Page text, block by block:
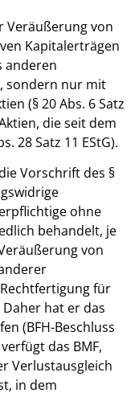
Veräußerung von
Kapitalerträgen
anderen
sondern nur mit
(§ 20 Abs. 6 Satz
die seit dem
28 Satz 11 EStG).
Vorschrift des §
ohne
behandelt, je
von
für
hat er das
(BFH-Beschluss
das BMF,
Verlustausgleich
in dem